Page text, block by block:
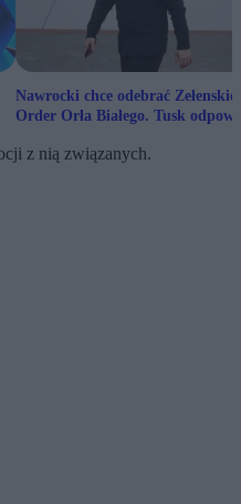
Nawrocki chce odebrać
Order Orła Białego. Tusk
z nią związanych.